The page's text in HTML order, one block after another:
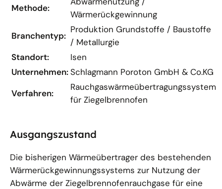
Darstellung
Methode:
Wärmerückgewinnung
Branchentyp:
Produktion Grundstoffe / Baustoffe
/ Metallurgie
Standort:
Isen
Unternehmen:Schlagmann Poroton GmbH & Co.KG
Verfahren:
Rauchgaswärmeübertragungssystem
für Ziegelbrennofen
Ausgangszustand
Die bisherigen Wärmeübertrager des bestehenden
Wärmerückgewinnungssystems zur Nutzung der
Abwärme der Ziegelbrennofenrauchgase für eine